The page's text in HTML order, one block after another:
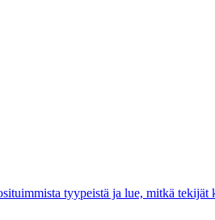
tyypeistä ja lue, mitkä tekijät